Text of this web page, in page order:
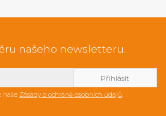
našeho newsletteru.
naše Zásady o ochraně osobních údajů.